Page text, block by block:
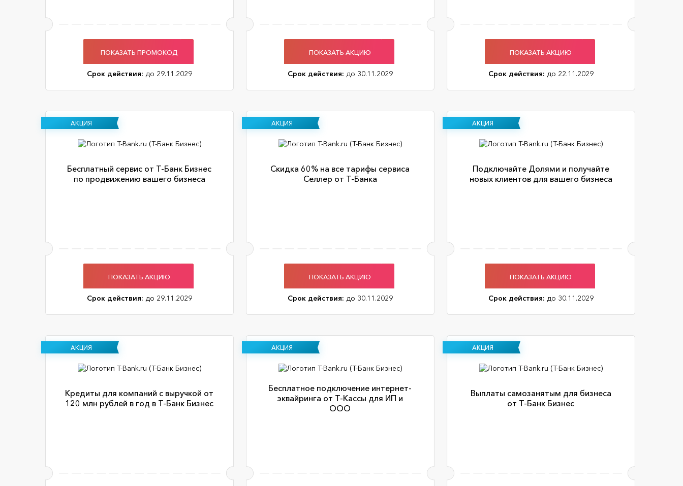
ПОКАЗАТЬ ПРОМОКОД
Срок действия: до 29.11.2029
ПОКАЗАТЬ АКЦИЮ
Срок действия: до 30.11.2029
ПОКАЗАТЬ АКЦИЮ
Срок действия: до 22.11.2029
АКЦИЯ
Бесплатный сервис от Т-Банк Бизнес
по продвижению вашего бизнеса
ПОКАЗАТЬ АКЦИЮ
Срок действия: до 29.11.2029
АКЦИЯ
Скидка 60% на все тарифы сервиса
Селлер от Т-Банка
ПОКАЗАТЬ АКЦИЮ
Срок действия: до 30.11.2029
АКЦИЯ
Подключайте Долями и получайте
новых клиентов для вашего бизнеса
ПОКАЗАТЬ АКЦИЮ
Срок действия: до 30.11.2029
АКЦИЯ
Кредиты для компаний с выручкой от
120 млн рублей в год в Т-Банк Бизнес
АКЦИЯ
Бесплатное подключение интернет-
эквайринга от Т-Кассы для ИП и
ООО
АКЦИЯ
Выплаты самозанятым для бизнеса
от Т-Банк Бизнес